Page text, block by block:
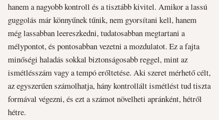
hanem a nagyobb kontroll és a tisztább kivitel. Amikor a lassú
guggolás már könnyűnek tűnik, nem gyorsítani kell, hanem
még lassabban leereszkedni, tudatosabban megtartani a
mélypontot, és pontosabban vezetni a mozdulatot. Ez a fajta
minőségi haladás sokkal biztonságosabb reggel, mint az
ismétlésszám vagy a tempó erőltetése. Aki szeret mérhető célt,
az egyszerűen számolhatja, hány kontrollált ismétlést tud tiszta
formával végezni, és ezt a számot növelheti apránként, hétről
hétre.